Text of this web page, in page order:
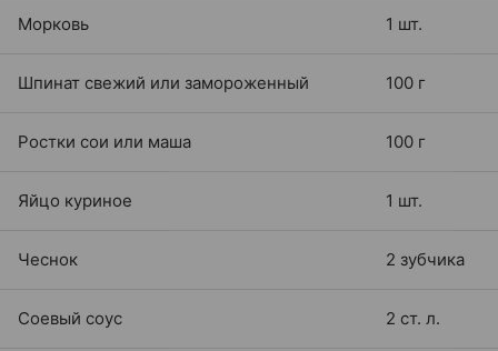
Морковь 1 шт.
Шпинат свежий или замороженный 100 г
Ростки сои или маша 100 г
Яйцо куриное 1 шт.
Чеснок 2 зубчика
Соевый соус 2 ст. л.